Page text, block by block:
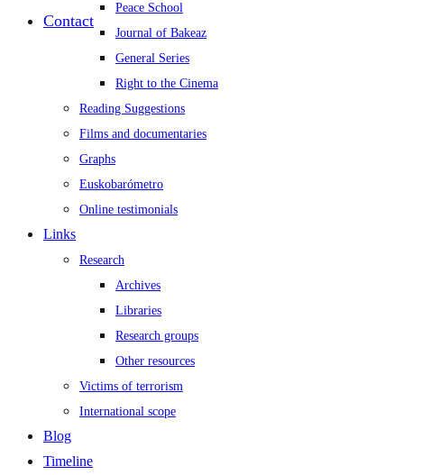
Contact
Peace School
Journal of Bakeaz
General Series
Right to the Cinema
Reading Suggestions
Films and documentaries
Graphs
Euskobarómetro
Online testimonials
Links
Research
Archives
Libraries
Research groups
Other resources
Victims of terrorism
International scope
Blog
Timeline